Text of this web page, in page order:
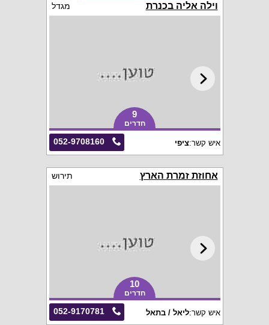
וילה אליה בכנרת מגדל
9
חדרים
052-9708160 איש קשר:ציפי
אחוזת זמרת הארץ תירוש
10
חדרים
052-9170781 איש קשר:ליאל / בתאל